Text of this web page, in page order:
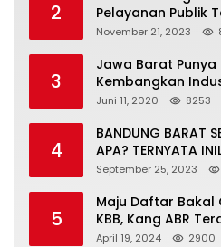
2
Pelayanan Publik
November 21, 2023
3
Jawa Barat Punya
Kembangkan
Normal Baru
Juni 11, 2020 8253
4
BANDUNG BARAT
APA? TERNYATA
MAKNANYA
September 25, 2023
5
Maju Daftar Bakal
KBB, Kang ABR
Dengan Balon
April 19, 2024 2900